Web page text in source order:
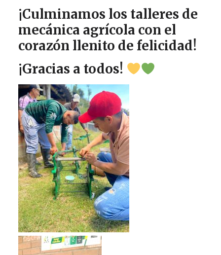
¡Culminamos los talleres de
mecánica agrícola con el
corazón llenito de felicidad!
¡Gracias a todos!